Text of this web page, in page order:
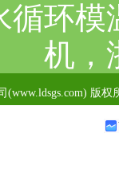
循环
机，
版权